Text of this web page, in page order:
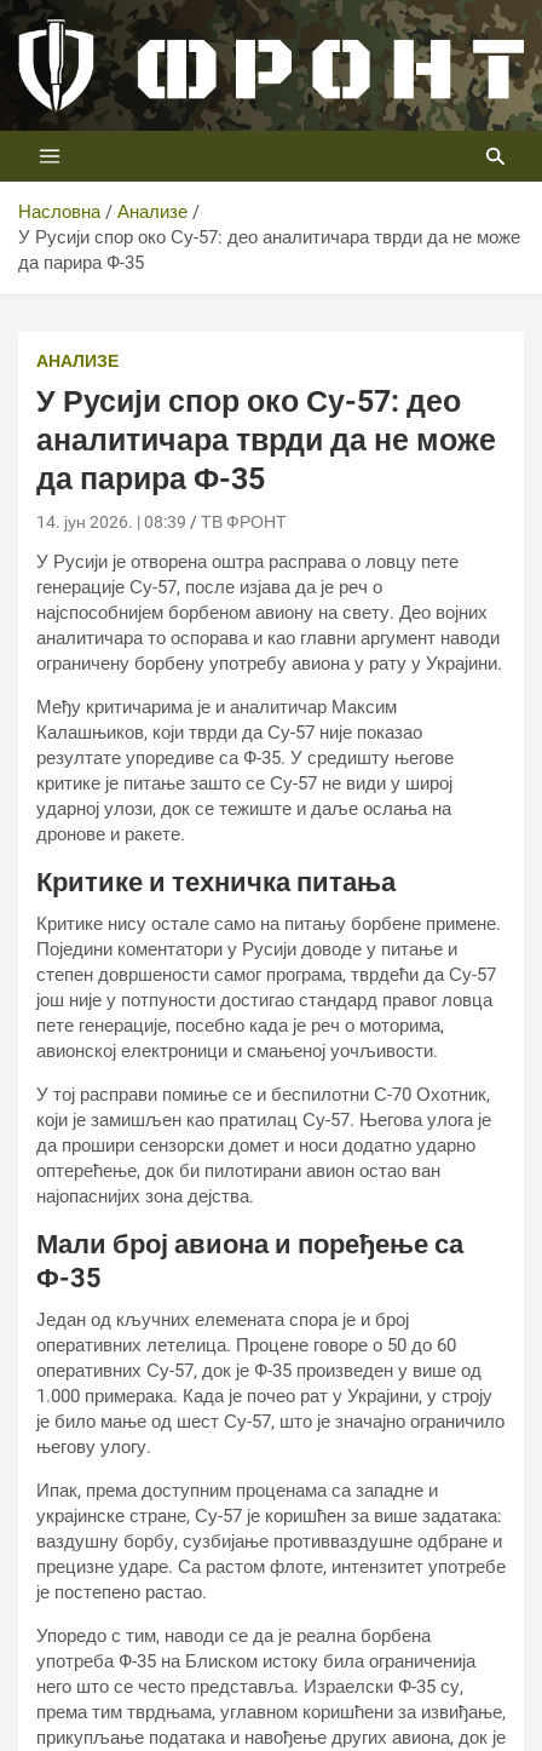
Скип
цонтент
Телевизија ФРОНТ
Први војни канал у Србији
Насловна
Анализе
У Русији спор око Су-57: део аналитичара тврди да не може
да парира Ф-35
АНАЛИЗЕ
У Русији спор око Су-57: део
аналитичара тврди да не може
да парира Ф-35
14. јун 2026. | 08:39 ТВ ФРОНТ
У Русији је отворена оштра расправа о ловцу пете
генерације Су-57, после изјава да је реч о
најспособнијем борбеном авиону на свету. Део војних
аналитичара то оспорава и као главни аргумент наводи
ограничену борбену употребу авиона у рату у Украјини.
Међу критичарима је и аналитичар Максим
Калашњиков, који тврди да Су-57 није показао
резултате упоредиве са Ф-35. У средишту његове
критике је питање зашто се Су-57 не види у широј
ударној улози, док се тежиште и даље ослања на
дронове и ракете.
Критике и техничка питања
Критике нису остале само на питању борбене примене.
Поједини коментатори у Русији доводе у питање и
степен довршености самог програма, тврдећи да Су-57
још није у потпуности достигао стандард правог ловца
пете генерације, посебно када је реч о моторима,
авионској електроници и смањеној уочљивости.
У тој расправи помиње се и беспилотни С-70 Охотник,
који је замишљен као пратилац Су-57. Његова улога је
да прошири сензорски домет и носи додатно ударно
оптерећење, док би пилотирани авион остао ван
најопаснијих зона дејства.
Мали број авиона и поређење са
Ф-35
Један од кључних елемената спора је и број
оперативних летелица. Процене говоре о 50 до 60
оперативних Су-57, док је Ф-35 произведен у више од
1.000 примерака. Када је почео рат у Украјини, у строју
је било мање од шест Су-57, што је значајно ограничило
његову улогу.
Ипак, према доступним проценама са западне и
украјинске стране, Су-57 је коришћен за више задатака:
ваздушну борбу, сузбијање противваздушне одбране и
прецизне ударе. Са растом флоте, интензитет употребе
је постепено растао.
Упоредо с тим, наводи се да је реална борбена
употреба Ф-35 на Блиском истоку била ограниченија
него што се често представља. Израелски Ф-35 су,
према тим тврдњама, углавном коришћени за извиђање,
прикупљање података и навођење других авиона, док је